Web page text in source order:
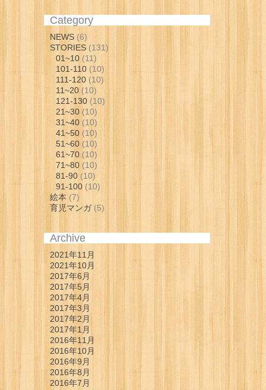
Category
NEWS(6)
STORIES(131)
01~10(11)
101-110 (10)
111-120 (10)
11~20 (10)
121-130 (10)
21~30(10)
31~40(10)
41~50(10)
51~60 (10)
61~70(10)
71~80(10)
81-90 (10)
91-100 (10)
絵本 (7)
育児マンガ(5)
Archive
2021年11月
2021年10月
2017年6月
2017年5月
2017年4月
2017年3月
2017年2月
2017年1月
2016年11月
2016年10月
2016年9月
2016年8月
2016年7月